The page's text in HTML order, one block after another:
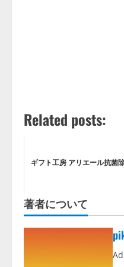
Related posts:
ギフト工房 アリエール抗菌
著者について